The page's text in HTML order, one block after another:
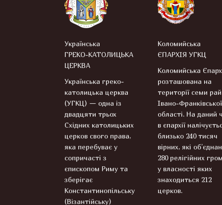
Українська
ГРЕКО-КАТОЛИЦЬКА
ЦЕРКВА
Українська греко-
католицька церква
(УГКЦ) — одна із
двадцяти трьох
Східних католицьких
церков свого права,
яка перебуває у
сопричасті з
єпископом Риму та
зберігає
Константинопільську
(Візантійську)
Коломийська
ЄПАРХІЯ УГКЦ
Коломийська
розташована на
території семи
Івано-Франківської
області. На даний
в єпархії
близько 240 тисяч
вірних, які
280 релігійних
у власності яких
знаходиться 212
церков.